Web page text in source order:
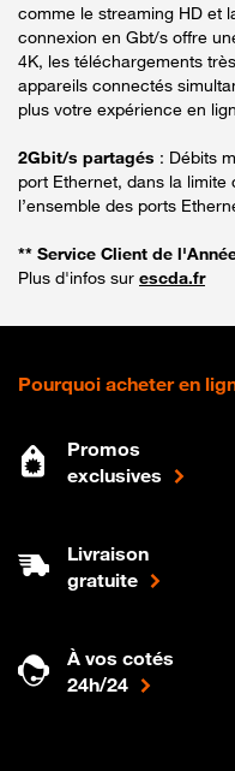
comme le streaming HD et
connexion en Gbt/s offre
4K, les téléchargements
appareils connectés
plus votre expérience en
2Gbit/s partagés : Débits
port Ethernet, dans la
l’ensemble des ports
** Service Client de
Plus d'infos sur escda.fr
Pourquoi acheter en
Promos
exclusives
Livraison
gratuite
À vos cotés
24h/24